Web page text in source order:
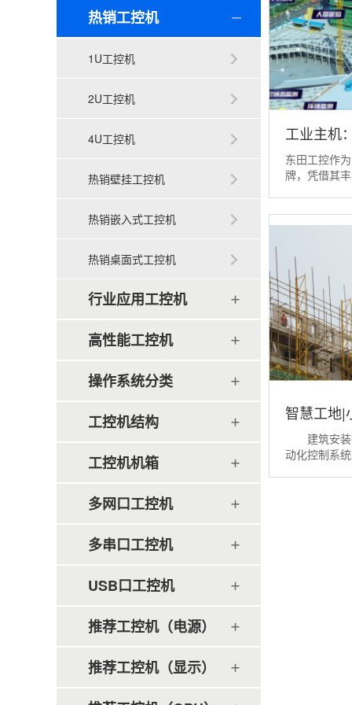
热销工控机
1U工控机
2U工控机
4U工控机
热销壁挂工控机
热销嵌入式工控机
热销桌面式工控机
行业应用工控机
高性能工控机
操作系统分类
工控机结构
工控机机箱
多网口工控机
多串口工控机
USB口工控机
推荐工控机（电源）
推荐工控机（显示）
工业主机
智能核心
东田工控作
牌，凭借其
智慧工地|
筑安装行
建筑安装
动化控制系